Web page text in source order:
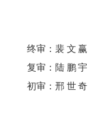
终审： 裴文赢
复审： 陆鹏宇
初审： 邢世奇